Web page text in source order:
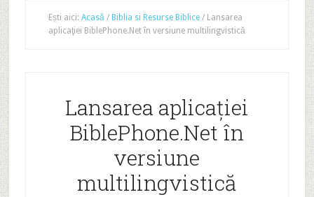
Ești aici: Acasă / Biblia si Resurse Biblice /Lansarea
aplicaţiei BiblePhone.Net în versiune multilingvistică
Lansarea aplicaţiei
BiblePhone.Net în
versiune
multilingvistică